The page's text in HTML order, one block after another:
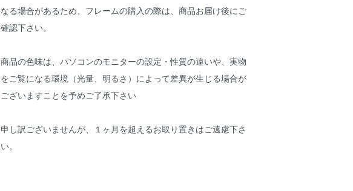
なる場合があるため、フレームの購入の際は、商品お届け後にご
確認下さい。
商品の色味は、パソコンのモニターの設定・性質の違いや、実物
をご覧になる環境（光量、明るさ）によって差異が生じる場合が
ございますことを予めご了承下さい
申し訳ございませんが、１ヶ月を超えるお取り置きはご遠慮下さ
い。